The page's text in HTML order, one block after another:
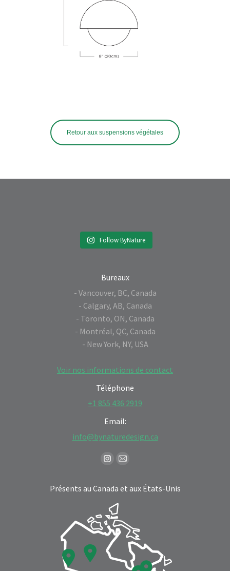
Retour aux suspensions végétales
Follow ByNature
Bureaux
- Vancouver, BC, Canada
- Calgary, AB, Canada
- Toronto, ON, Canada
- Montréal, QC, Canada
- New York, NY, USA
Voir nos informations de contact
Téléphone
+1 855 436 2919
Email:
info@bynaturedesign.ca
Instagram
opens
in
new
window
Mail
opens
window
Présents au Canada et aux États-Unis